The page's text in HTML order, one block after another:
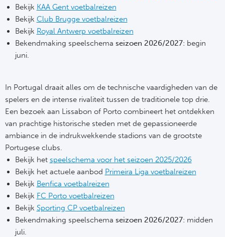
Bekijk KAA Gent voetbalreizen
Bekijk Club Brugge voetbalreizen
Bekijk Royal Antwerp voetbalreizen
Bekendmaking speelschema seizoen 2026/2027: begin
juni.
In Portugal draait alles om de technische vaardigheden van de
spelers en de intense rivaliteit tussen de traditionele top drie.
Een bezoek aan Lissabon of Porto combineert het ontdekken
van prachtige historische steden met de gepassioneerde
ambiance in de indrukwekkende stadions van de grootste
Portugese clubs.
Bekijk het speelschema voor het seizoen 2025/2026
Bekijk het actuele aanbod Primeira Liga voetbalreizen
Bekijk Benfica voetbalreizen
Bekijk FC Porto voetbalreizen
Bekijk Sporting CP voetbalreizen
Bekendmaking speelschema seizoen 2026/2027: midden
juli.